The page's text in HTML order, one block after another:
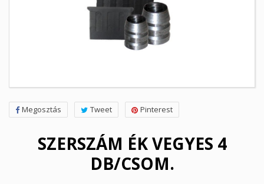
Megosztás Tweet Pinterest
SZERSZÁM ÉK VEGYES 4
DB/CSOM.